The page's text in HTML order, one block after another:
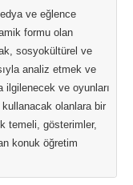
ve eğlence
formu olan
sosyokültürel ve
analiz etmek ve
ilgilenecek ve oyunları
olanlara bir
temeli, gösterimler,
konuk öğretim